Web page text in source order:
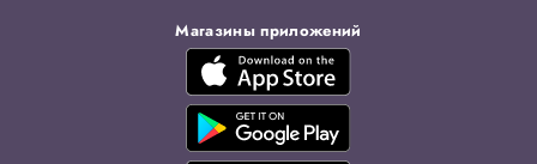
Магазины приложений